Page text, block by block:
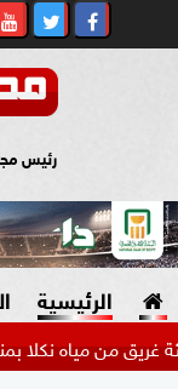
رئيس
الرئيسية
مياه نكلا بمنشأة